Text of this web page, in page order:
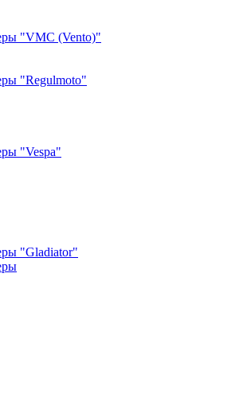
"VMC (Vento)"
"Regulmoto"
"Vespa"
"Gladiator"